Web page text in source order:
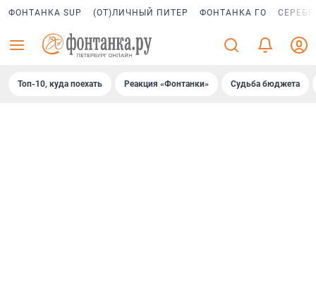
ФОНТАНКА SUP (ОТ)ЛИЧНЫЙ ПИТЕР ФОНТАНКА ГО
Топ-10, куда поехать Реакция «Фонтанки» Судьба бюджета